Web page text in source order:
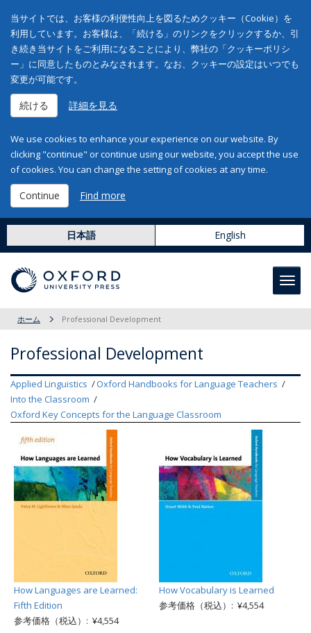
当サイトでは、お客様の利便性向上を図るためクッキー（Cookie）を
利用しています。お客様は、「続ける」のリンクをクリックするか、引
き続き当サイトをご利用になることにより、弊社の「クッキーポリシ
ー」に同意したものとみなされます。なお、クッキーの設定はいつでも
変更が可能です。
続ける 詳細を見る
We use cookies to enhance your experience on our website. By
clicking "continue" or continue using our website, you accept the use
of cookies. You can change the setting of cookies at any time.
Continue Find more
日本語 English
ホーム Professional Development
Professional Development
Applied Linguistics
Oxford Handbooks for Language Teachers
Into the Classroom
Oxford Key Concepts for the Language Classroom
How Languages are Learned:
Fifth Edition
参考価格（税込）: ¥4,554
How Vocabulary is Learned
参考価格（税込）: ¥4,554